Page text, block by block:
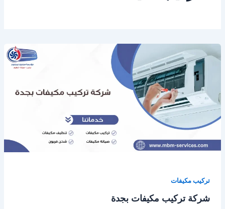
تركيب مكيفات
شركة تركيب مكيفات بجدة